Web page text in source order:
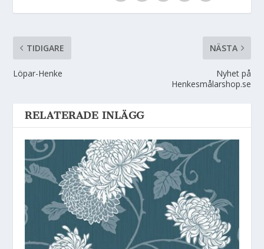
TIDIGARE
Löpar-Henke
NÄSTA
Nyhet på
Henkesmålarshop.se
RELATERADE INLÄGG